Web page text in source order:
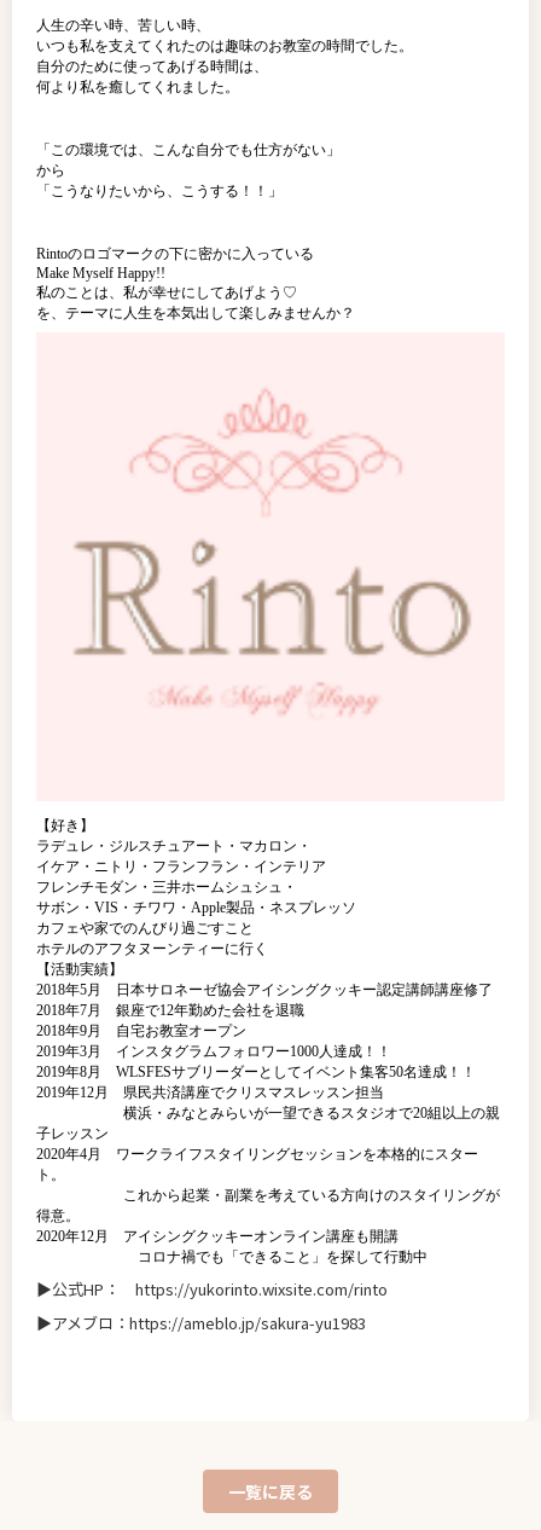
人生の辛い時、苦しい時、
いつも私を支えてくれたのは趣味のお教室の時間でした。
自分のために使ってあげる時間は、
何より私を癒してくれました。
「この環境では、こんな自分でも仕方がない」
から
「こうなりたいから、こうする！！」
Rintoのロゴマークの下に密かに入っている
Make Myself Happy!!
私のことは、私が幸せにしてあげよう♡
を、テーマに人生を本気出して楽しみませんか？
【好き】
ラデュレ・ジルスチュアート・マカロン・
イケア・ニトリ・フランフラン・インテリア
フレンチモダン・三井ホームシュシュ・
サボン・VIS・チワワ・Apple製品・ネスプレッソ
カフェや家でのんびり過ごすこと
ホテルのアフタヌーンティーに行く
【活動実績】
2018年5月 日本サロネーゼ協会アイシングクッキー認定講師講座修了
2018年7月 銀座で12年勤めた会社を退職
2018年9月 自宅お教室オープン
2019年3月 インスタグラムフォロワー1000人達成！！
2019年8月 WLSFESサブリーダーとしてイベント集客50名達成！！
2019年12月 県民共済講座でクリスマスレッスン担当
横浜・みなとみらいが一望できるスタジオで20組以上の親
子レッスン
2020年4月 ワークライフスタイリングセッションを本格的にスター
ト。
これから起業・副業を考えている方向けのスタイリングが
得意。
2020年12月 アイシングクッキーオンライン講座も開講
コロナ禍でも「できること」を探して行動中
▶︎公式HP： https://yukorinto.wixsite.com/rinto
▶︎アメブロ：https://ameblo.jp/sakura-yu1983
一覧に戻る